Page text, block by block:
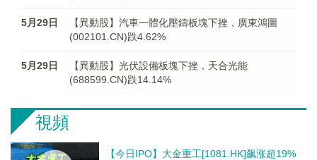
5月29日
【異動股】汽車一體化壓鑄板塊下挫，廣東鴻圖
(002101.CN)跌4.62%
5月29日
【異動股】光伏設備板塊下挫，天合光能
(688599.CN)跌14.14%
視頻
【今日IPO】大金重工[1081.HK]飙涨超19%